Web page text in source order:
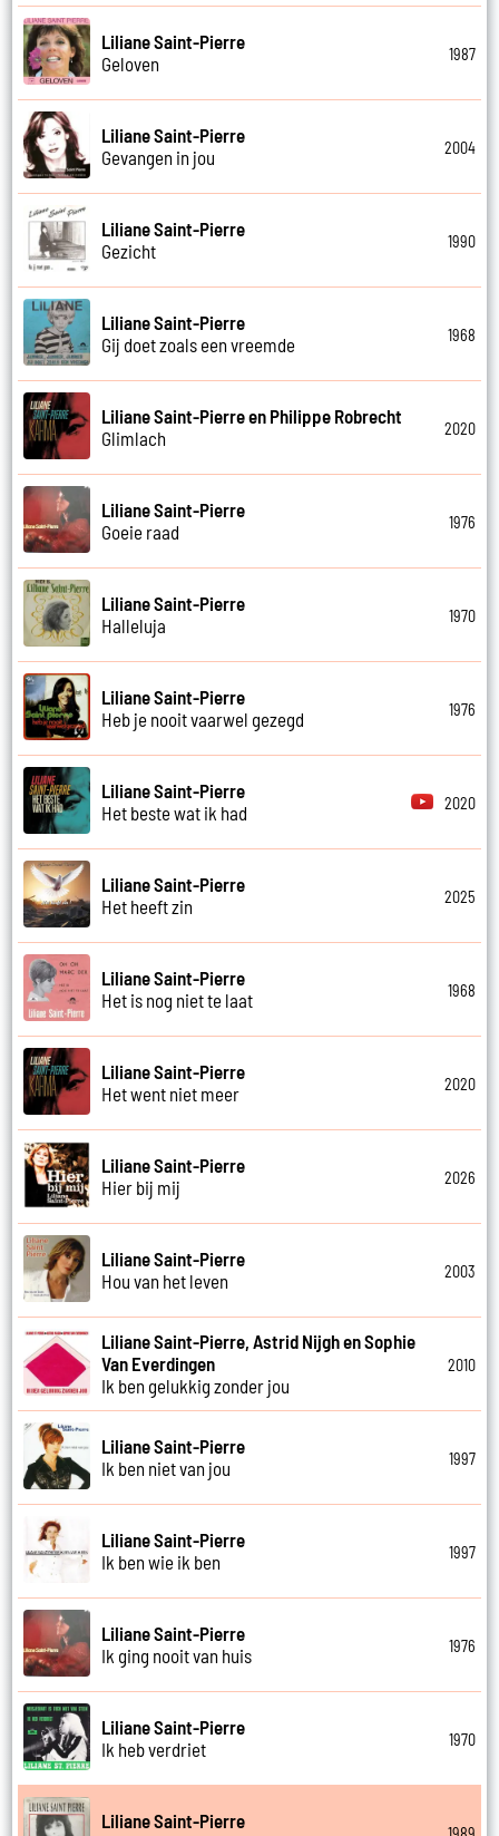
Liliane Saint-Pierre
Geloven
1987
Liliane Saint-Pierre
Gevangen in jou
2004
Liliane Saint-Pierre
Gezicht
1990
Liliane Saint-Pierre
Gij doet zoals een vreemde
1968
Liliane Saint-Pierre en Philippe Robrecht
Glimlach
2020
Liliane Saint-Pierre
Goeie raad
1976
Liliane Saint-Pierre
Halleluja
1970
Liliane Saint-Pierre
Heb je nooit vaarwel gezegd
1976
Liliane Saint-Pierre
Het beste wat ik had
2020
Liliane Saint-Pierre
Het heeft zin
2025
Liliane Saint-Pierre
Het is nog niet te laat
1968
Liliane Saint-Pierre
Het went niet meer
2020
Liliane Saint-Pierre
Hier bij mij
2026
Liliane Saint-Pierre
Hou van het leven
2003
Liliane Saint-Pierre, Astrid Nijgh en Sophie
Van Everdingen
Ik ben gelukkig zonder jou
2010
Liliane Saint-Pierre
Ik ben niet van jou
1997
Liliane Saint-Pierre
Ik ben wie ik ben
1997
Liliane Saint-Pierre
Ik ging nooit van huis
1976
Liliane Saint-Pierre
Ik heb verdriet
1970
Liliane Saint-Pierre